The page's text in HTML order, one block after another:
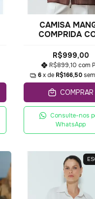
CAMISA
COMPRIDA
R$999,00
R$899,10 com
6 x de R$166,50
COMPRAR
Consulte-nos
WhatsApp